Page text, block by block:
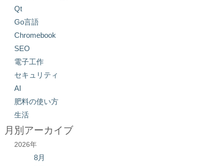
Qt
Go言語
Chromebook
SEO
電子工作
セキュリティ
AI
肥料の使い方
生活
月別アーカイブ
2026年
8月